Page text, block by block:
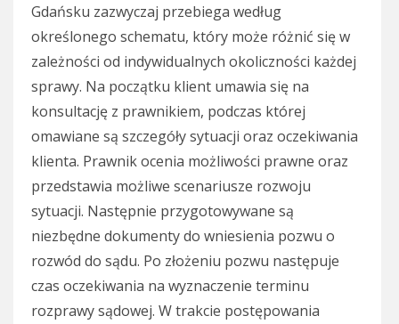
Gdańsku zazwyczaj przebiega według
określonego schematu, który może różnić się w
zależności od indywidualnych okoliczności każdej
sprawy. Na początku klient umawia się na
konsultację z prawnikiem, podczas której
omawiane są szczegóły sytuacji oraz oczekiwania
klienta. Prawnik ocenia możliwości prawne oraz
przedstawia możliwe scenariusze rozwoju
sytuacji. Następnie przygotowywane są
niezbędne dokumenty do wniesienia pozwu o
rozwód do sądu. Po złożeniu pozwu następuje
czas oczekiwania na wyznaczenie terminu
rozprawy sądowej. W trakcie postępowania